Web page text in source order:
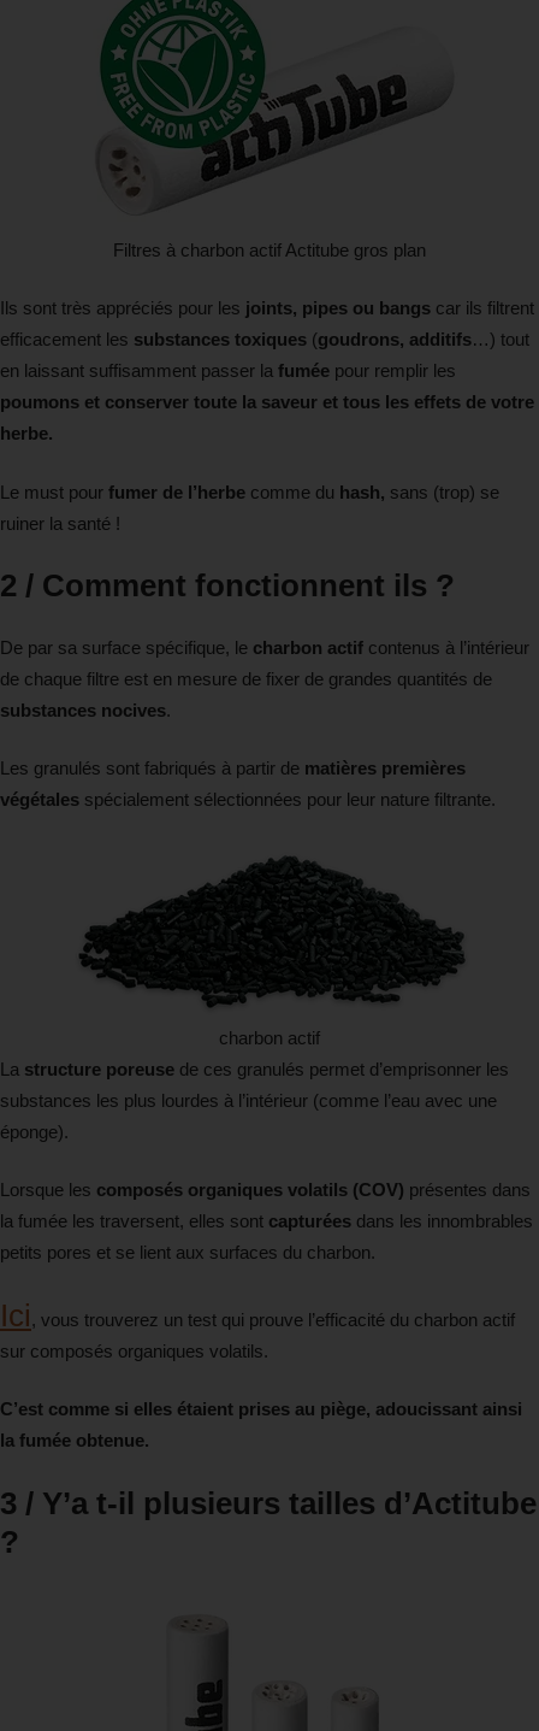
Filtres à charbon actif Actitube gros plan
Ils sont très appréciés pour les joints, pipes ou bangs car ils filtrent
efficacement les substances toxiques (goudrons, additifs…) tout
en laissant suffisamment passer la fumée pour remplir les
poumons et conserver toute la saveur et tous les effets de votre
herbe.
Le must pour fumer de l’herbe comme du hash, sans (trop) se
ruiner la santé !
2 / Comment fonctionnent ils ?
De par sa surface spécifique, le charbon actif contenus à l’intérieur
de chaque filtre est en mesure de fixer de grandes quantités de
substances nocives.
Les granulés sont fabriqués à partir de matières premières
végétales spécialement sélectionnées pour leur nature filtrante.
charbon actif
La structure poreuse de ces granulés permet d’emprisonner les
substances les plus lourdes à l’intérieur (comme l’eau avec une
éponge).
Lorsque les composés organiques volatils (COV) présentes dans
la fumée les traversent, elles sont capturées dans les innombrables
petits pores et se lient aux surfaces du charbon.
Ici, vous trouverez un test qui prouve l’efficacité du charbon actif
sur composés organiques volatils.
C’est comme si elles étaient prises au piège, adoucissant ainsi
la fumée obtenue.
3 / Y’a t-il plusieurs tailles d’Actitube
?